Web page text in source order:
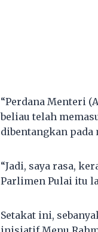
“Perdana Menteri
beliau telah
dibentangkan pada
“Jadi, saya rasa,
Parlimen Pulai itu
Setakat ini,